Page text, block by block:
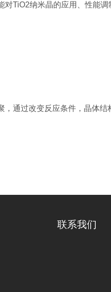
TiO2纳米晶的应用、性能
通过改变反应条件，晶体
联系我们